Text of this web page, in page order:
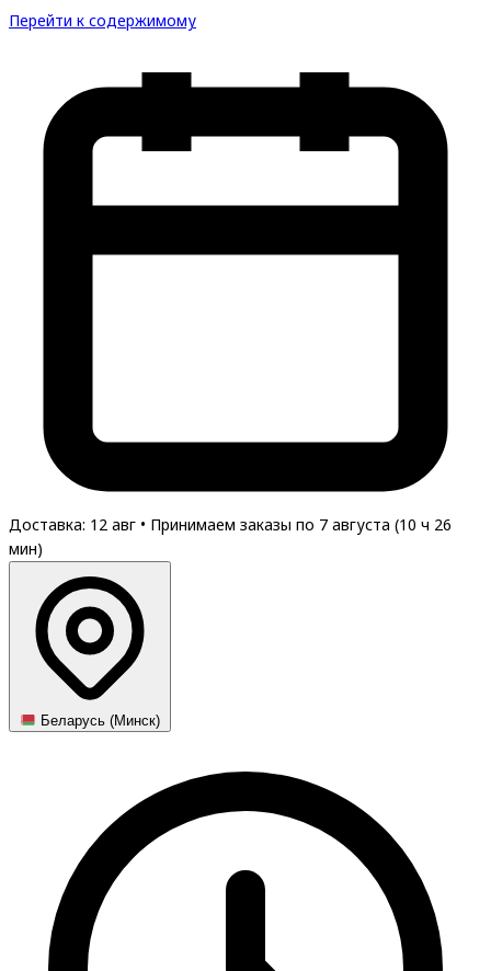
Перейти к содержимому
Доставка: 12 авг • Принимаем заказы по 7 августа (10 ч 26
мин)
Беларусь (Минск)